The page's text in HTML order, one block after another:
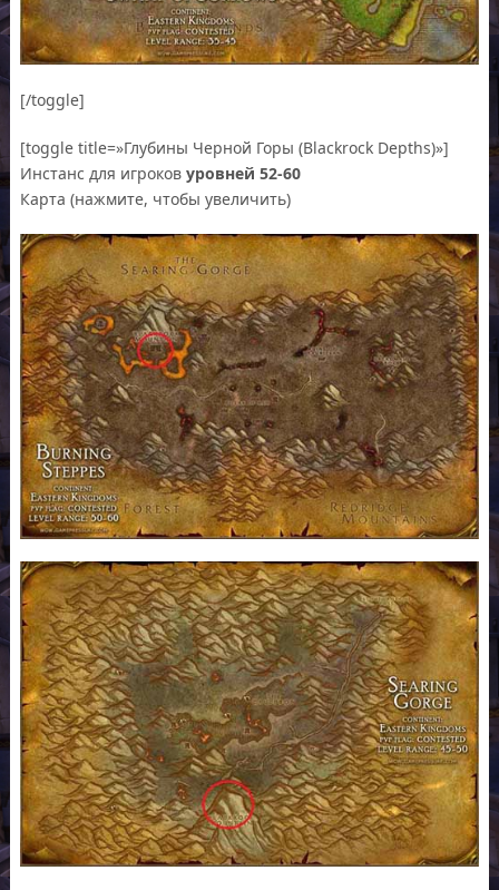
[/toggle]
[toggle title=»Глубины Черной Горы (Blackrock Depths)»]
Инстанс для игроковуровней 52-60
Карта (нажмите, чтобы увеличить)